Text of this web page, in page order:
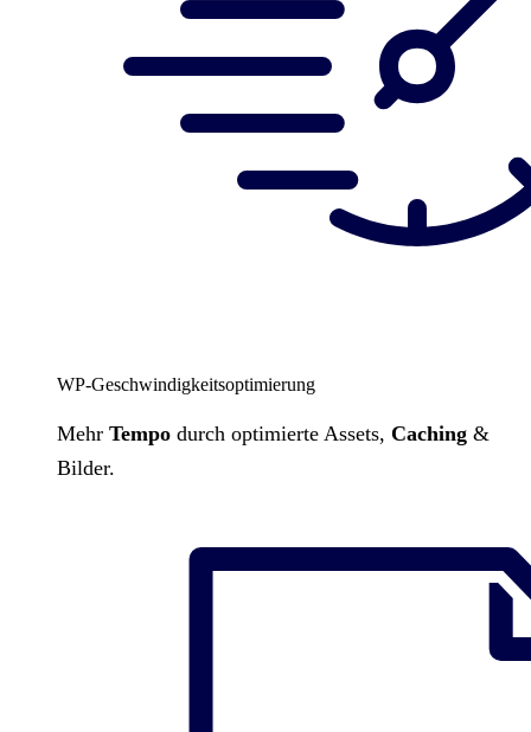
WP-Geschwindigkeitsoptimierung
Mehr Tempo durch optimierte Assets, Caching &
Bilder.